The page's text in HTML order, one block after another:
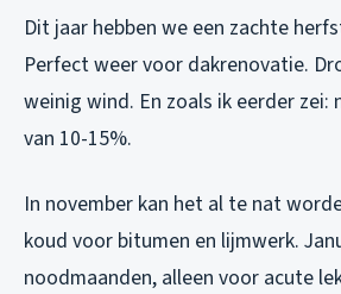
Dit jaar hebben we een zachte
Perfect weer voor dakrenovatie.
weinig wind. En zoals ik eerder zei:
van 10-15%.
In november kan het al te nat
koud voor bitumen en lijmwerk.
noodmaanden, alleen voor acute